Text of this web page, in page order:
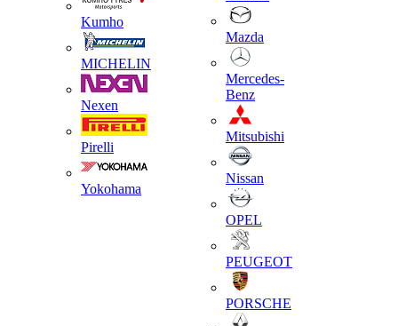
Kumho
MICHELIN
Nexen
Pirelli
Yokohama
Mazda
Mercedes-
Benz
Mitsubishi
Nissan
OPEL
PEUGEOT
PORSCHE